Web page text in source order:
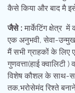
कैसे किया और बाद मै
जैसे : मार्केटिंग
एक अनुभवी, सेवा-
मैं सभी ग्राहकों के लिए
गुणवत्ता(हाई क्वालिटी
विशेष कौशल के साथ-
तक,भरोसेमंद रिश्ते